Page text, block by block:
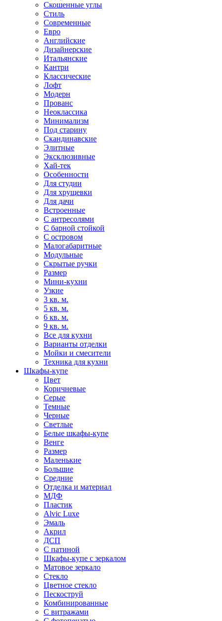
Скошенные углы
Стиль
Современные
Евро
Английские
Дизайнерские
Итальянские
Кантри
Классические
Лофт
Модерн
Прованс
Неоклассика
Минимализм
Под старину
Скандинавские
Элитные
Эксклюзивные
Хай-тек
Особенности
Для студии
Для хрущевки
Для дачи
Встроенные
С антресолями
С барной стойкой
С островом
Малогабаритные
Модульные
Скрытые ручки
Размер
Мини-кухни
Узкие
3 кв. м.
5 кв. м.
6 кв. м.
9 кв. м.
Все для кухни
Варианты отделки
Мойки и смесители
Техника для кухни
Шкафы-купе
Цвет
Коричневые
Серые
Темные
Черные
Светлые
Белые шкафы-купе
Венге
Размер
Маленькие
Большие
Средние
Отделка и материал
МДФ
Пластик
Alvic Luxe
Эмаль
Акрил
ДСП
С патиной
Шкафы-купе с зеркалом
Матовое зеркало
Стекло
Цветное стекло
Пескоструй
Комбинированные
С витражами